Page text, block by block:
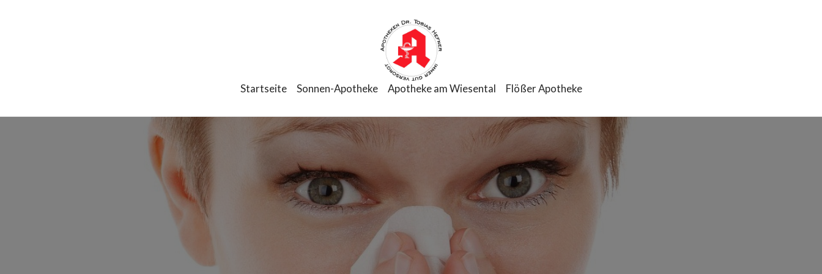
Startseite Sonnen-Apotheke Apotheke am Wiesental Flößer Apotheke